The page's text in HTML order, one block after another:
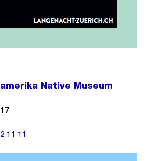
Native Museum
11 11